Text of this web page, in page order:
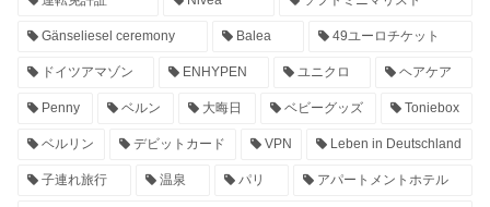
Gänseliesel ceremony Balea 49ユーロチケット
ドイツアマゾン ENHYPEN ユニクロ ヘアケア
Penny ベルン 大晦日 ベビーグッズ Toniebox
ベルリン デビットカード VPN Leben in Deutschland
子連れ旅行 温泉 パリ アパートメントホテル